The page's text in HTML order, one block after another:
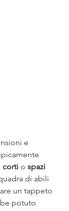
e
corti o spazi
di abili
un tappeto
potuto